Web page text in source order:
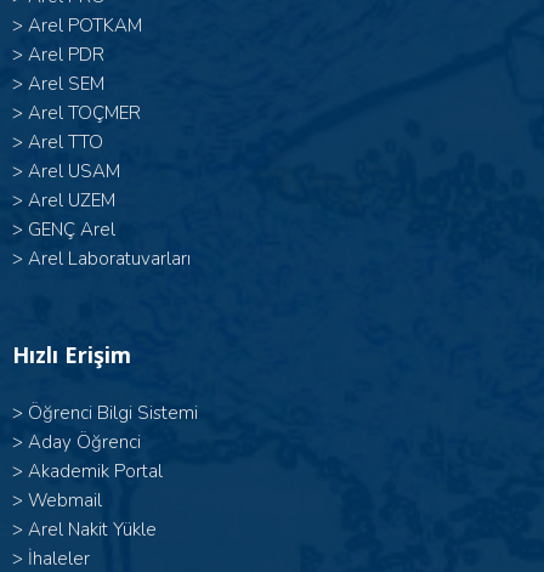
> Arel POTKAM
> Arel PDR
> Arel SEM
> Arel TOÇMER
> Arel TTO
> Arel USAM
> Arel UZEM
> GENÇ Arel
> Arel Laboratuvarları
Hızlı Erişim
> Öğrenci Bilgi Sistemi
> Aday Öğrenci
> Akademik Portal
> Webmail
> Arel Nakit Yükle
> İhaleler